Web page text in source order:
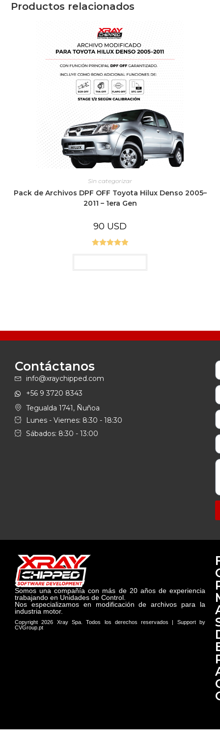
Productos relacionados
Sin categorizar
Pack de Archivos DPF OFF Toyota Hilux Denso 2005–
2011 – 1era Gen
90 USD
Valorado con
Contáctanos
info@xraychipped.com
+56 9 3720 8343
Tegualda 1741, Ñuñoa
Lunes - Viernes: 8:30 - 18:30
Sábados: 8:30 - 13:00
Somos una compañía con más de 20 años de experiencia
trabajando en Unidades de Control.
Nos especializamos en modificación de archivos para la
industria motor.
Copyright 2026 Xray Spa. Todos los derechos reservados | Support by
CVGroup.pt